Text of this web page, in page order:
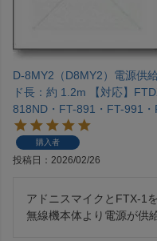
D-8MY2（D8MY2）電源供
ド長：約 1.2m 【対応】
818ND・FT-891・FT-991
購入者
投稿日 2026/02/26
アドニスマイクとFTX-1
無線機本体より電源が供